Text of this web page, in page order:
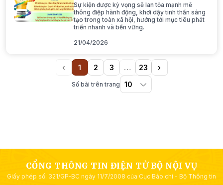
Sự kiện được kỳ vọng sẽ lan tỏa mạnh mẽ
thông điệp hành động, khơi dậy tinh thần sáng
tạo trong toàn xã hội, hướng tới mục tiêu phát
triển nhanh và bền vững.
21/04/2026
Số bài trên trang
‹Previous
1(current)
2 3 …More
23 ›Next
CỔNG THÔNG TIN ĐIỆN TỬ BỘ NỘI VỤ
Giấy phép số: 321/GP-BC ngày 11/7/2008 của Cục Báo chí - Bộ Thông tin